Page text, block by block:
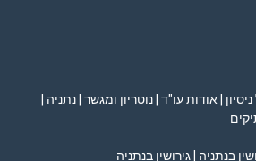
בנתניה | גירושין בנתניה